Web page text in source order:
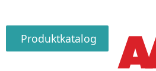
Produktkatalog